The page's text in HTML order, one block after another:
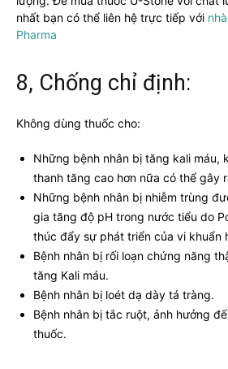
nhất bạn có thể liên hệ trực tiếp với
Pharma
8, Chống chỉ định:
Không dùng thuốc cho:
Những bệnh nhân bị tăng kali máu,
thanh tăng cao hơn nữa có thể gây
Những bệnh nhân bị nhiễm trùng
gia tăng độ pH trong nước tiểu do
thúc đẩy sự phát triển của vi khuẩn
Bệnh nhân bị rối loạn chứng năng
tăng Kali máu.
Bệnh nhân bị loét dạ dày tá tràng.
Bệnh nhân bị tắc ruột, ảnh hưởng
thuốc.